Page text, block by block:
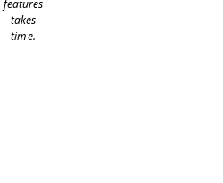
features
takes
time.